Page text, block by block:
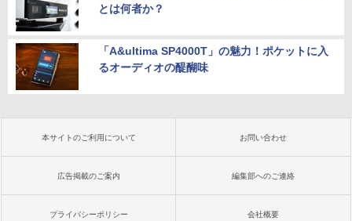
とは何者か？
「A&ultima SP4000T」の魅力！ポケットに入
るオーディオの醍醐味
本サイトのご利用について お問い合わせ
広告掲載のご案内 編集部へのご連絡
プライバシーポリシー 会社概要